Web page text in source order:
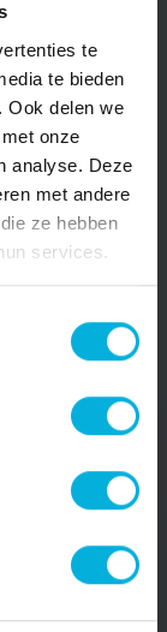
te
te bieden
Ook delen we
onze
analyse. Deze
met andere
ze hebben
services.